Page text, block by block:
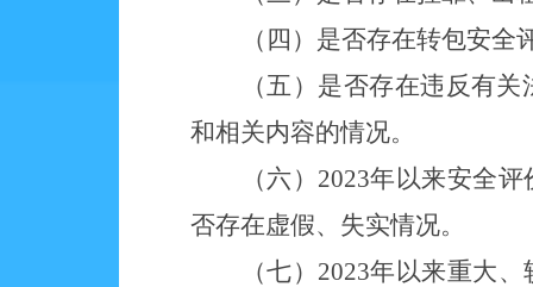
（四）是否存在转包安
（五）是否存在违反有
和相关内容的情况。
（六） 2023年以来安全
否存在虚假、失实情况。
（七） 2023年以来重大